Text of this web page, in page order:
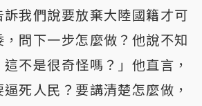
我們說要放棄大陸國籍才可
問下一步怎麼做？他說不知
不是很奇怪嗎？」他直言，
死人民？要講清楚怎麼做，